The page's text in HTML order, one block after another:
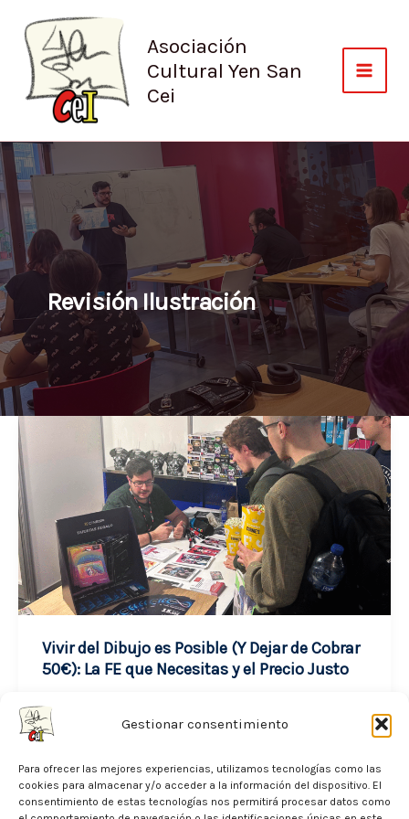
Gestionar consentimiento
Para ofrecer las mejores experiencias, utilizamos tecnologías como las
cookies para almacenar y/o acceder a la información del dispositivo. El
consentimiento de estas tecnologías nos permitirá procesar datos como
contenido
Asociación
Cultural Yen San
Cei
Revisión Ilustración
Vivir del Dibujo es Posible (Y Dejar de Cobrar
50€): La FE que Necesitas y el Precio Justo
noviembre 30, 2025
Desde que empecé a dibujar, siempre me he
encontrado con dos tipos de mensajes: el que
te anima a mejorar […]